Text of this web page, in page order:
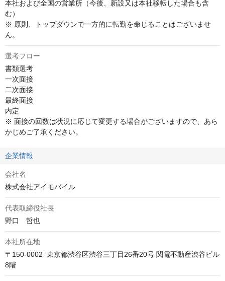
本社および全国の営業所（今後、新設又は本社移転した場合も含
む）
※ 原則、トップダウンで一方的に転勤を命じることはございませ
ん。
選考フロー
書類選考
一次面接
二次面接
最終面接
内定
※ 面接の回数は状況に応じて変更する場合がございますので、あら
かじめご了承ください。
企業情報
会社名
株式会社アイモバイル
代表取締役社長
野口　哲也
本社所在地
〒150-0002  東京都渋谷区渋谷三丁目26番20号 関電不動産渋谷ビル
8階